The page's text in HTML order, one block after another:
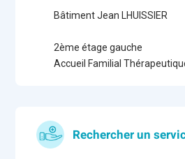
Bâtiment Jean LHUISSIER
2ème étage gauche
Accueil Familial
Rechercher un